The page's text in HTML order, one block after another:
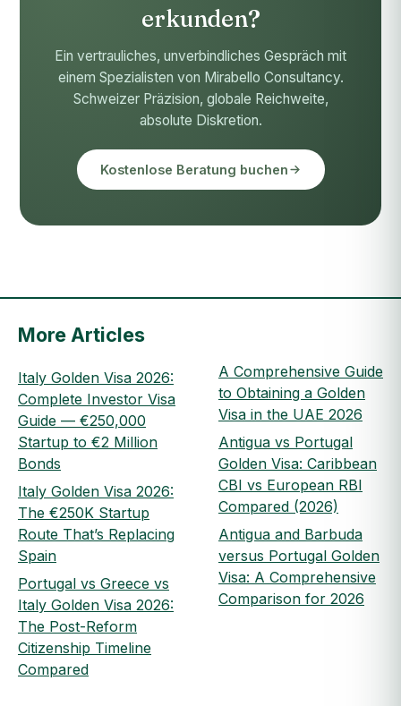
erkunden?
Ein vertrauliches, unverbindliches Gespräch mit
einem Spezialisten von Mirabello Consultancy.
Schweizer Präzision, globale Reichweite,
absolute Diskretion.
Kostenlose Beratung buchen
More Articles
Italy Golden Visa 2026:
Complete Investor Visa
Guide — €250,000
Startup to €2 Million
Bonds
Italy Golden Visa 2026:
The €250K Startup
Route That’s Replacing
Spain
Portugal vs Greece vs
Italy Golden Visa 2026:
The Post-Reform
Citizenship Timeline
Compared
A Comprehensive Guide
to Obtaining a Golden
Visa in the UAE 2026
Antigua vs Portugal
Golden Visa: Caribbean
CBI vs European RBI
Compared (2026)
Antigua and Barbuda
versus Portugal Golden
Visa: A Comprehensive
Comparison for 2026